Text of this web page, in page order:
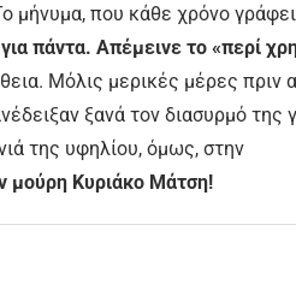
μήνυμα, που κάθε χρόνο
πάντα. Απέμεινε το «περί
Μόλις μερικές μέρες πριν
ξανά τον διασυρμό της
της υφηλίου, όμως, στην
μούρη Κυριάκο Μάτση!